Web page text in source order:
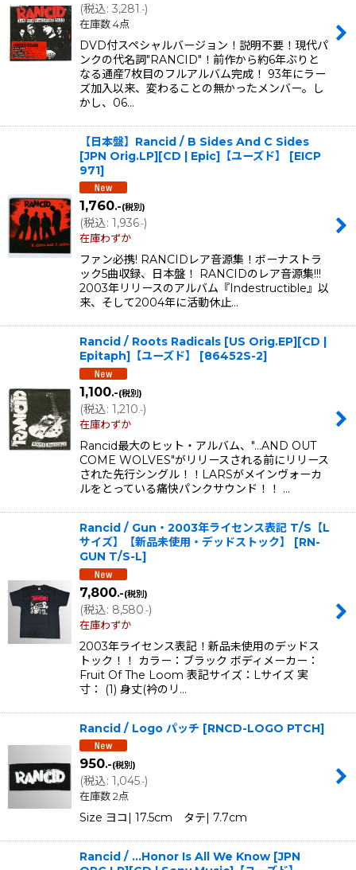
(税込: 3,281 .-)
在庫数 4点
DVD付スペシャルバージョン！説明不要！現代パ
ンクの代名詞"RANCID"！前作から約6年ぶりと
なる通産7枚目のフルアルバム完成！ 93年にラー
ズ加入以来、変わることの無かったメンバー。し
かし、06…
【日本盤】Rancid / B Sides And C Sides
[JPN Orig.LP][CD | Epic]【ユーズド】
[EICP
971]
1,760.-(税別)
(税込: 1,936.-)
在庫わずか
ファン必携! RANCIDレア音源集！ボーナストラ
ック5曲収録、日本盤！ RANCIDのレア音源集!!!
2003年リリースのアルバム『Indestructible』以
来、そして2004年に活動休止…
Rancid / Roots Radicals [US Orig.EP][CD |
Epitaph]【ユーズド】
[86452S-2]
1,100.-(税別)
(税込: 1,210.-)
在庫わずか
Rancid最大のヒット・アルバム、"…AND OUT
COME WOLVES"がリリースされる前にリリース
された先行シングル！！LARSがメインヴォーカ
ルをとっている痛快パンクサウンド！！ …
Rancid / Gun・2003年ライセンス表記 T/S【L
サイズ】【新品未使用・デッドストック】
[RN-
GUN T/S-L]
7,800.-(税別)
(税込: 8,580.-)
在庫わずか
2003年ライセンス表記！新品未使用のデッドス
トック！！ カラー：ブラック ボディメーカー：
Fruit Of The Loom 表記サイズ：Lサイズ 実
寸： (1) 身丈(衿のリ…
Rancid / Logo パッチ [RNCD-LOGO PTCH]
950.-(税別)
(税込: 1,045.-)
在庫数 2点
Size ヨコ| 17.5cm タテ| 7.7cm
Rancid / ...Honor Is All We Know [JPN